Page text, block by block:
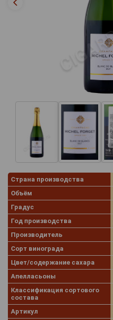
Страна производства
Объём
Градус
Год производства
Производитель
Сорт винограда
Цвет/содержание сахара
Апелласьоны
Классификация сортового
состава
Артикул